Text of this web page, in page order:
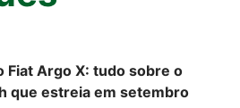
Fiat Argo X: tudo sobre o
que estreia em setembro